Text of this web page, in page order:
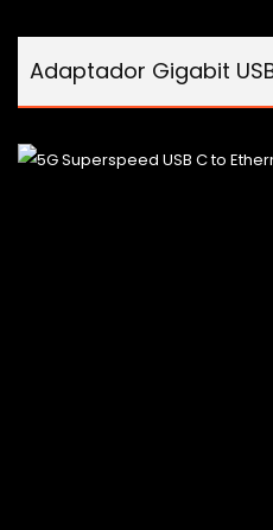
Adaptador Gigabit